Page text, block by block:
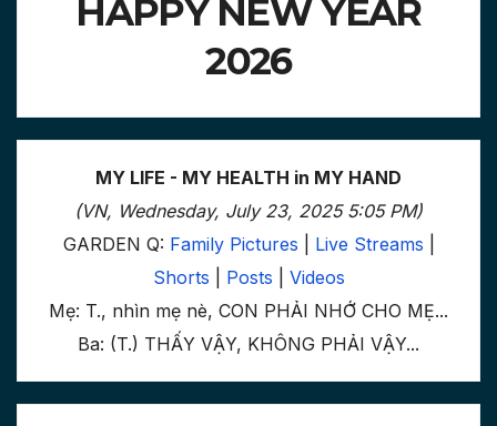
HAPPY NEW YEAR
2026
MY LIFE - MY HEALTH in MY HAND
(VN, Wednesday, July 23, 2025 5:05 PM)
GARDEN Q: Family Pictures Live Streams
Shorts
Posts
Videos
Mẹ: T., nhìn mẹ nè, CON PHẢI NHỚ CHO MẸ...
Ba: (T.) THẤY VẬY, KHÔNG PHẢI VẬY...